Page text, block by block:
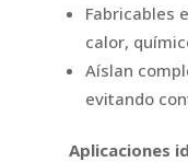
Fabricables
calor,
Aíslan
evitando
Aplicaciones